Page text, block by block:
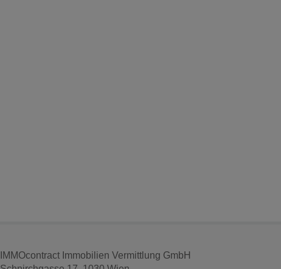
IMMOcontract Immobilien Vermittlung GmbH